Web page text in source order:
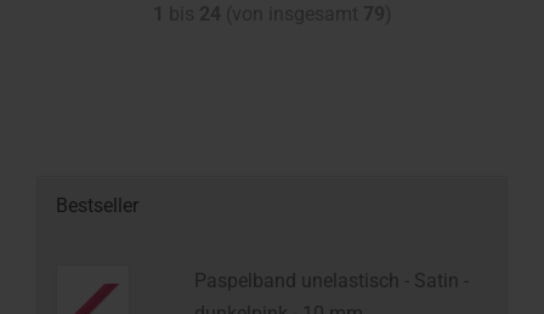
Bestseller
Paspelband unelastisch - Satin -